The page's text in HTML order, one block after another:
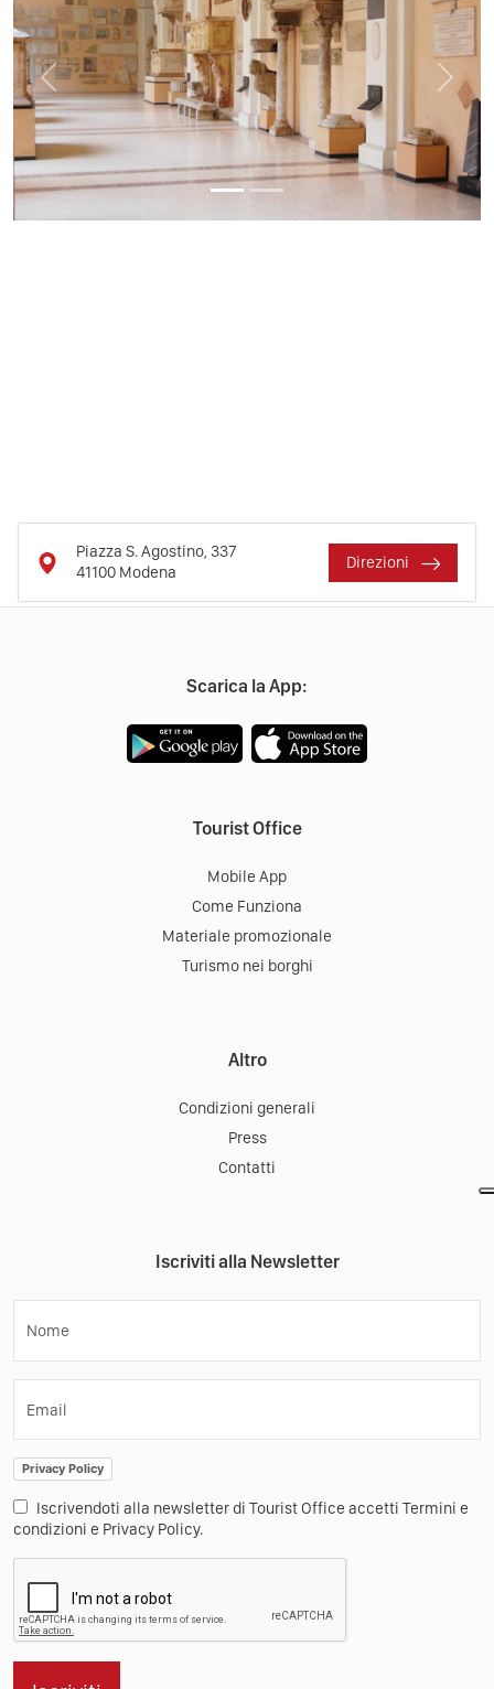
Previous Next
Piazza S. Agostino, 337
41100 Modena
Direzioni
Scarica la App:
Tourist Office
Mobile App
Come Funziona
Materiale promozionale
Turismo nei borghi
Altro
Condizioni generali
Press
Contatti
Iscriviti alla Newsletter
Nome
Email
Privacy Policy
Iscrivendoti alla newsletter di Tourist Office accetti Termini e
condizioni e Privacy Policy.